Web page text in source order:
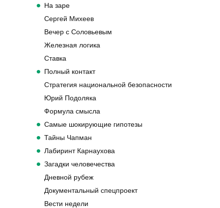
На заре
Сергей Михеев
Вечер с Соловьевым
Железная логика
Ставка
Полный контакт
Стратегия национальной безопасности
Юрий Подоляка
Формула смысла
Самые шокирующие гипотезы
Тайны Чапман
Лабиринт Карнаухова
Загадки человечества
Дневной рубеж
Документальный спецпроект
Вести недели